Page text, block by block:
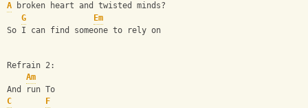
A broken heart and twisted minds?
G
Em
So I can find someone to rely on
Refrain 2:
Am
And run To
C
F